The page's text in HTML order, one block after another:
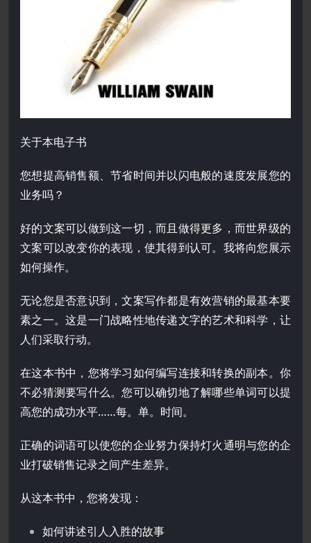
关于本电子书
您想提高销售额、节省时间并以闪电般的速度发展您的
业务吗？
好的文案可以做到这一切，而且做得更多，而世界级的
文案可以改变你的表现，使其得到认可。我将向您展示
如何操作。
无论您是否意识到，文案写作都是有效营销的最基本要
素之一。这是一门战略性地传递文字的艺术和科学，让
人们采取行动。
在这本书中，您将学习如何编写连接和转换的副本。你
不必猜测要写什么。您可以确切地了解哪些单词可以提
高您的成功水平……每。单。时间。
正确的词语可以使您的企业努力保持灯火通明与您的企
业打破销售记录之间产生差异。
从这本书中，您将发现：
如何讲述引人入胜的故事